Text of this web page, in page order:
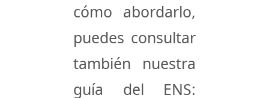
cómo abordarlo,
puedes consultar
también nuestra
guía del ENS: